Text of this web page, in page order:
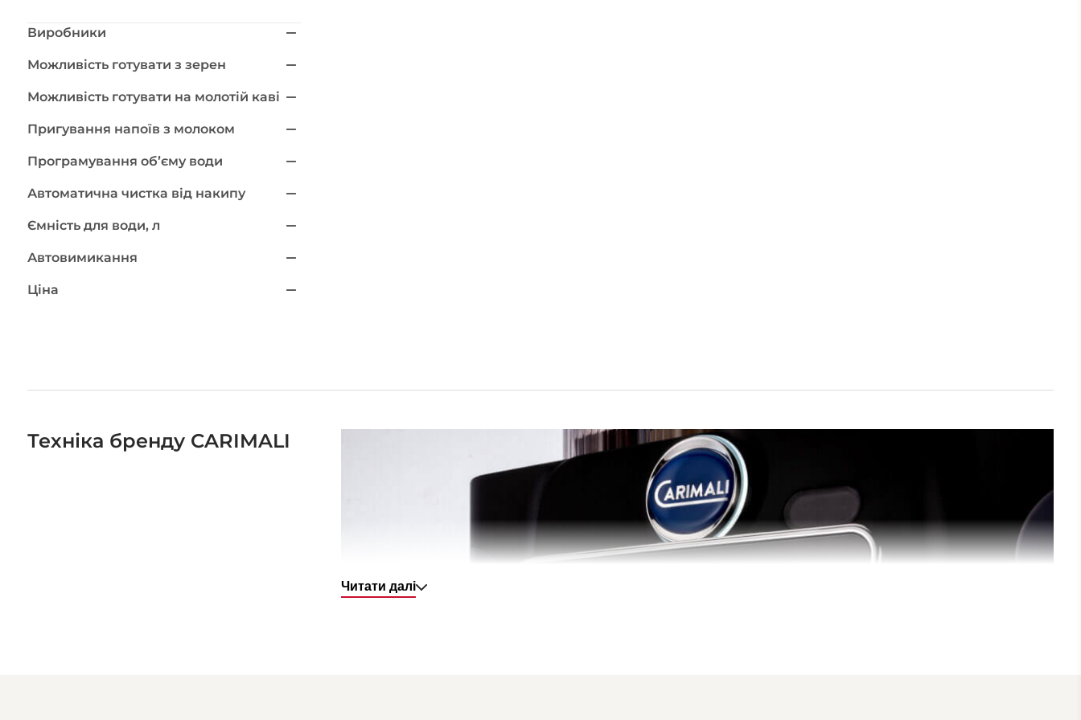
Виробники
Можливість готувати з зерен
Можливість готувати на молотій каві
Пригування напоїв з молоком
Програмування обʼєму води
Автоматична чистка від накипу
Ємність для води, л
Автовимикання
Ціна
Техніка бренду CARIMALI
Читати далі